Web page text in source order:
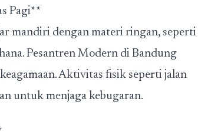
Pagi**
mandiri dengan materi ringan, seperti
Pesantren Modern di Bandung
Aktivitas fisik seperti jalan
untuk menjaga kebugaran.